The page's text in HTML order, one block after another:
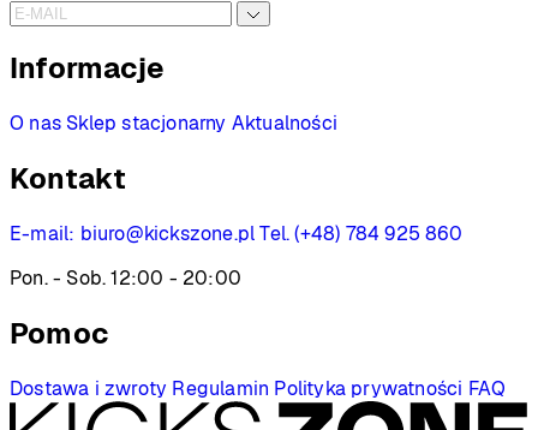
Informacje
O nas Sklep stacjonarny Aktualności
Kontakt
E-mail: biuro@kickszone.pl Tel. (+48) 784 925 860
Pon. - Sob. 12:00 - 20:00
Pomoc
Dostawa i zwroty Regulamin Polityka prywatności FAQ